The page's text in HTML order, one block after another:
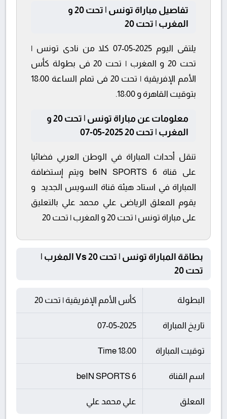
تفاصيل مباراة تونس | تحت 20 و
المغرب | تحت 20
يلتقى اليوم 2025-05-07 كلا من نادى تونس |
تحت 20 و المغرب | تحت 20 فى بطولة كأس
الأمم الإفريقية | تحت 20 فى تمام الساعة 18:00
بتوقيت القاهرة و 18:00.
معلومات عن مباراة تونس | تحت 20 و
المغرب | تحت 20 2025-05-07
تنقل أحداث المباراة في الوطن العربي فضائيا
على قناة beIN SPORTS 6 ويتم إستضافة
المباراة في استاد هيئة قناة السويس الجديد و
يقوم المعلق الرياضى علي محمد علي بالتعليق
على مباراة تونس | تحت 20 و المغرب | تحت 20
بطاقة المباراة تونس | تحت 20 Vs المغرب |
تحت 20
البطولة كأس الأمم الإفريقية | تحت 20
تاريخ المباراة 07-05-2025
توقيت المباراة 18:00 Time
اسم القناة beIN SPORTS 6
المعلق علي محمد علي